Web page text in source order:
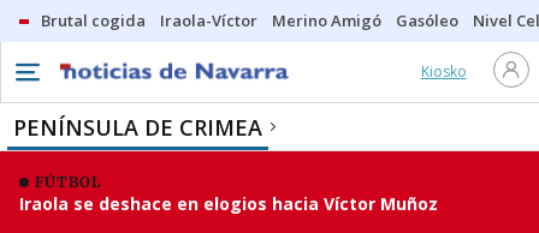
Brutal cogida Iraola-Víctor Merino Amigó Gasóleo Nivel
Kiosko
PENÍNSULA DE CRIMEA
FÚTBOL
Iraola se deshace en elogios hacia Víctor Muñoz